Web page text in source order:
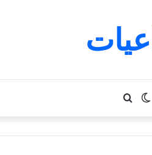
بحث
عن
الوضع
المظلم